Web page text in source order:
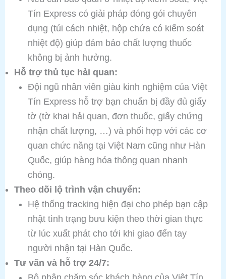
Tín Express có giải pháp đóng gói chuyên
dụng (túi cách nhiệt, hộp chứa có kiểm soát
nhiệt độ) giúp đảm bảo chất lượng thuốc
không bị ảnh hưởng.
Hỗ trợ thủ tục hải quan:
Đội ngũ nhân viên giàu kinh nghiệm của Việt
Tín Express hỗ trợ bạn chuẩn bị đầy đủ giấy
tờ (tờ khai hải quan, đơn thuốc, giấy chứng
nhận chất lượng, …) và phối hợp với các cơ
quan chức năng tại Việt Nam cũng như Hàn
Quốc, giúp hàng hóa thông quan nhanh
chóng.
Theo dõi lộ trình vận chuyển:
Hệ thống tracking hiện đại cho phép bạn cập
nhật tình trạng bưu kiện theo thời gian thực
từ lúc xuất phát cho tới khi giao đến tay
người nhận tại Hàn Quốc.
Tư vấn và hỗ trợ 24/7: